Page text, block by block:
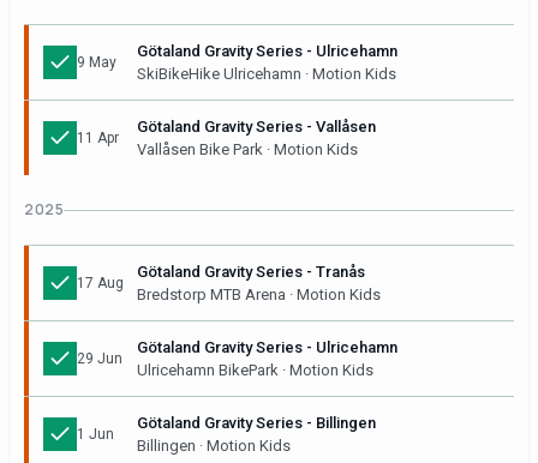
9 May
Götaland Gravity Series - Ulricehamn
SkiBikeHike Ulricehamn · Motion Kids
11 Apr
Götaland Gravity Series - Vallåsen
Vallåsen Bike Park · Motion Kids
2025
17 Aug
Götaland Gravity Series - Tranås
Bredstorp MTB Arena · Motion Kids
29 Jun
Götaland Gravity Series - Ulricehamn
Ulricehamn BikePark · Motion Kids
1 Jun
Götaland Gravity Series - Billingen
Billingen · Motion Kids